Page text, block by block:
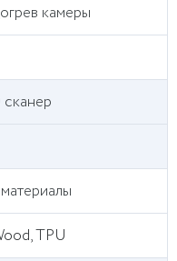
камеры
TPU